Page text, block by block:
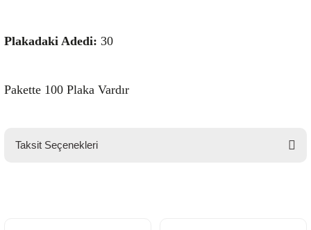
Plakadaki Adedi: 30
Pakette 100 Plaka Vardır
Taksit Seçenekleri